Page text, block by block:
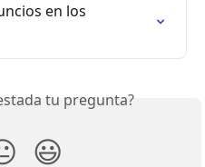
en los
tu pregunta?
😃